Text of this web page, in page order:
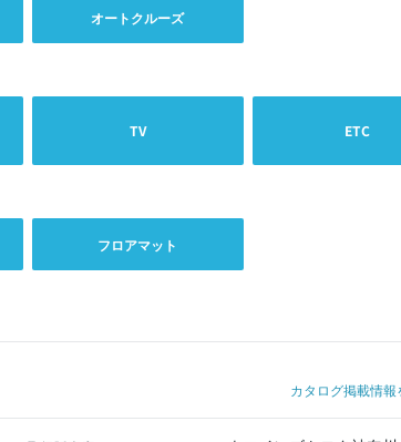
オートクルーズ
TV ETC
フロアマット
カタログ掲載情報